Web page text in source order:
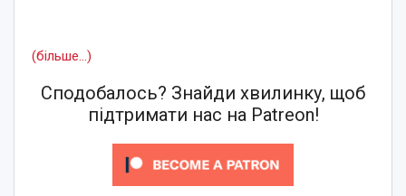
(більше…)
Сподобалось? Знайди хвилинку, щоб
підтримати нас на Patreon!